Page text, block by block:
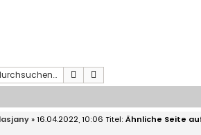
Suche
» 16.04.2022, 10:06 Ähnliche Seite auf